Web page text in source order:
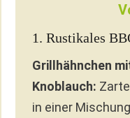
1. Rustikales
Grillhähnchen
Knoblauch:
in einer